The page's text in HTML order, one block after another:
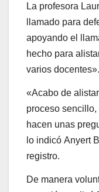
De manera
coacción realizó
porque
por protección
nacional y en
porque tienen
De no ser así,
intereses no son
sino realmente
nos ha
En cada uno de